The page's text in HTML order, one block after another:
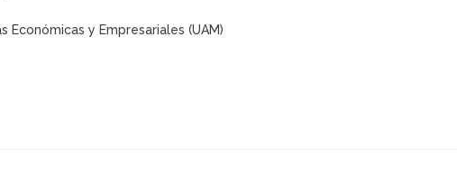
Económicas y Empresariales (UAM)